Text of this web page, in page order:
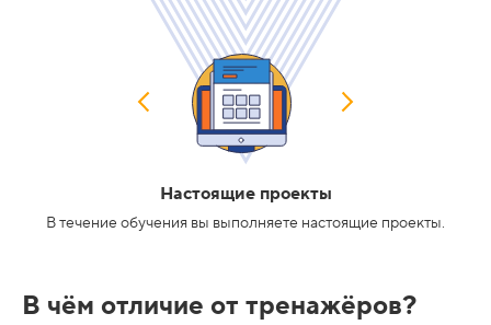
Настоящие проекты
В течение обучения вы выполняете настоящие проекты.
В чём отличие от тренажёров?